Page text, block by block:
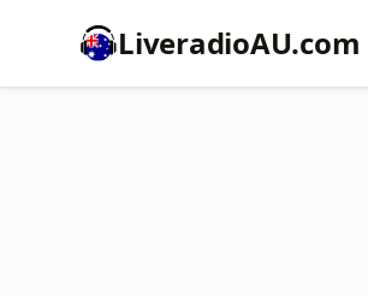
LiveradioAU.com